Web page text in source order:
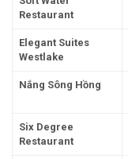
Restaurant
Elegant Suites
Westlake
Nắng Sông Hồng
Six Degree
Restaurant